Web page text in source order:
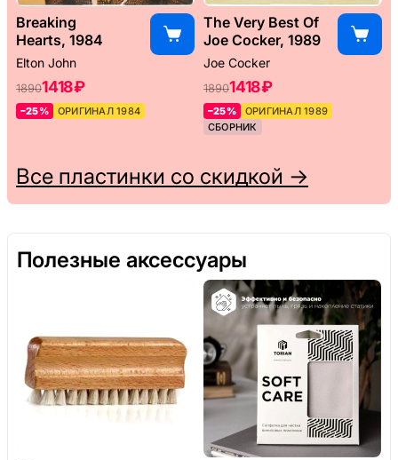
Breaking
Hearts, 1984
Elton John
18901418 ₽
–25% ОРИГИНАЛ 1984
The Very Best Of
Joe Cocker, 1989
Joe Cocker
18901418 ₽
–25%
ОРИГИНАЛ 1989
СБОРНИК
Все пластинки со скидкой →
Полезные аксессуары